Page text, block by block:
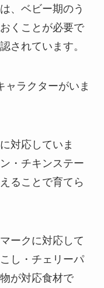
、ベビー期のう
くことが必要で
されています。
ャラクターがいま
対応していま
・チキンステー
ることで育てら
ークに対応して
し・チェリーパ
が対応食材で